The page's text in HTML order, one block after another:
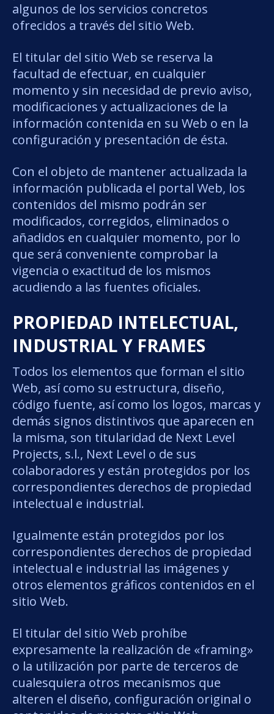
algunos de los servicios concretos
ofrecidos a través del sitio Web.
El titular del sitio Web se reserva la
facultad de efectuar, en cualquier
momento y sin necesidad de previo aviso,
modificaciones y actualizaciones de la
información contenida en su Web o en la
configuración y presentación de ésta.
Con el objeto de mantener actualizada la
información publicada el portal Web, los
contenidos del mismo podrán ser
modificados, corregidos, eliminados o
añadidos en cualquier momento, por lo
que será conveniente comprobar la
vigencia o exactitud de los mismos
acudiendo a las fuentes oficiales.
PROPIEDAD INTELECTUAL,
INDUSTRIAL Y FRAMES
Todos los elementos que forman el sitio
Web, así como su estructura, diseño,
código fuente, así como los logos, marcas y
demás signos distintivos que aparecen en
la misma, son titularidad de Next Level
Projects, s.l., Next Level o de sus
colaboradores y están protegidos por los
correspondientes derechos de propiedad
intelectual e industrial.
Igualmente están protegidos por los
correspondientes derechos de propiedad
intelectual e industrial las imágenes y
otros elementos gráficos contenidos en el
sitio Web.
El titular del sitio Web prohíbe
expresamente la realización de «framing»
o la utilización por parte de terceros de
cualesquiera otros mecanismos que
alteren el diseño, configuración original o